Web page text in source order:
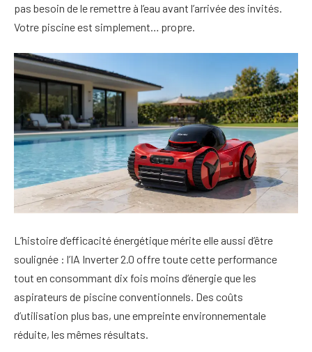
pas besoin de le remettre à l’eau avant l’arrivée des invités.
Votre piscine est simplement… propre.
L’histoire d’efficacité énergétique mérite elle aussi d’être
soulignée : l’IA Inverter 2.0 offre toute cette performance
tout en consommant dix fois moins d’énergie que les
aspirateurs de piscine conventionnels. Des coûts
d’utilisation plus bas, une empreinte environnementale
réduite, les mêmes résultats.